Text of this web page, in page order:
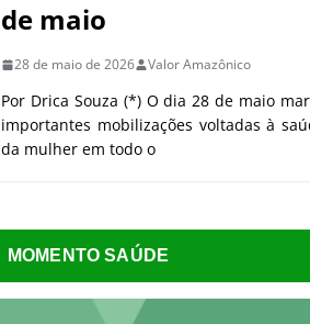
de maio
28 de maio de 2026 Valor Amazônico
Por Drica Souza (*) O dia 28 de maio
importantes mobilizações voltadas à
da mulher em todo o
MOMENTO SAÚDE